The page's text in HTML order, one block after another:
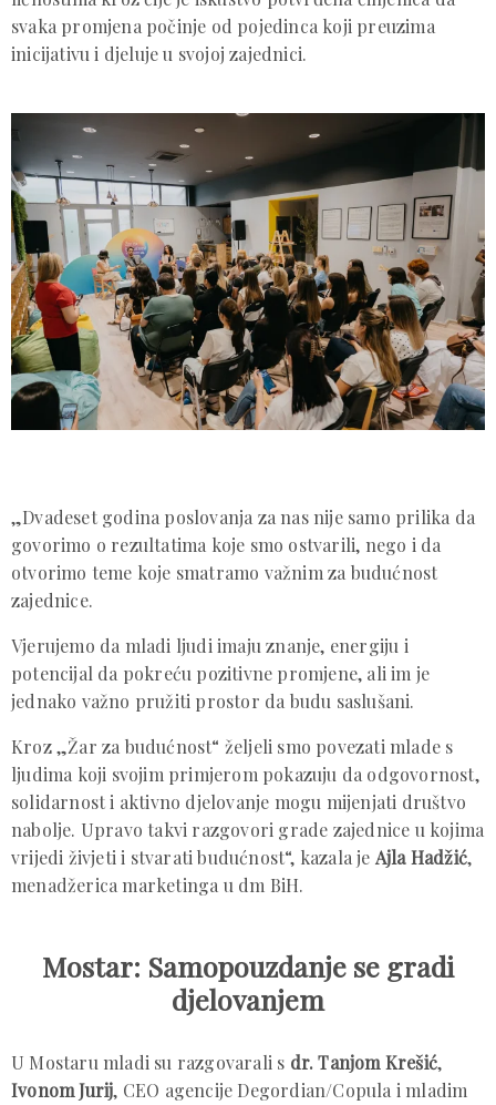
svaka promjena počinje od pojedinca koji preuzima
inicijativu i djeluje u svojoj zajednici.
„Dvadeset godina poslovanja za nas nije samo prilika da
govorimo o rezultatima koje smo ostvarili, nego i da
otvorimo teme koje smatramo važnim za budućnost
zajednice.
Vjerujemo da mladi ljudi imaju znanje, energiju i
potencijal da pokreću pozitivne promjene, ali im je
jednako važno pružiti prostor da budu saslušani.
Kroz „Žar za budućnost“ željeli smo povezati mlade s
ljudima koji svojim primjerom pokazuju da odgovornost,
solidarnost i aktivno djelovanje mogu mijenjati društvo
nabolje. Upravo takvi razgovori grade zajednice u kojima
vrijedi živjeti i stvarati budućnost“, kazala je Ajla Hadžić,
menadžerica marketinga u dm BiH.
Mostar: Samopouzdanje se gradi
djelovanjem
U Mostaru mladi su razgovarali s dr. Tanjom Krešić,
Ivonom Jurij, CEO agencije Degordian/Copula i mladim